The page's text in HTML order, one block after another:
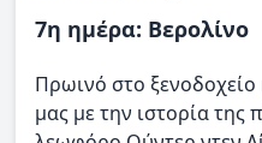
7η ημέρα: Βερολίνο
Πρωινό στο ξενοδοχείο
μας με την ιστορία της